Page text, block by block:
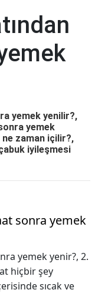
yemek yenilir?,
yemek
ne zaman içilir?,
iyileşmesi
sonra yemek
yemek yenir?, 2.
hiçbir şey
sıcak ve